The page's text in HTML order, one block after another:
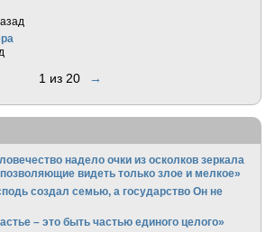
1 из 20 →
надело очки из осколков зеркала
видеть только злое и мелкое»
создал семью, а государство Он не
– это быть частью единого целого»